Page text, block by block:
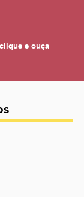
clique e ouça